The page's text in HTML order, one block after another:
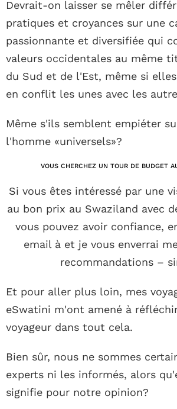
Devrait-on laisser se mêler
pratiques et croyances sur une
passionnante et diversifiée qui
valeurs occidentales au même
du Sud et de l'Est, même si
en conflit les unes avec les
Même s'ils semblent empiéter
l'homme «universels»?
VOUS CHERCHEZ UN TOUR DE BUDGET
Si vous êtes intéressé par une
au bon prix au Swaziland avec
vous pouvez avoir confiance,
email à et je vous enverrai
recommandations –
Et pour aller plus loin, mes
eSwatini m'ont amené à
voyageur dans tout cela.
Bien sûr, nous ne sommes
experts ni les informés, alors
signifie pour notre opinion?